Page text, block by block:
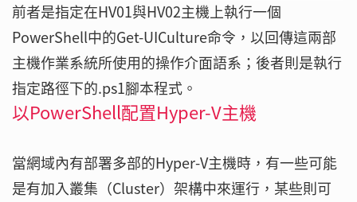
前者是指定在HV01與HV02主機上執行一個
PowerShell中的Get-UICulture命令，以回傳這兩部
主機作業系統所使用的操作介面語系；後者則是執行
指定路徑下的.ps1腳本程式。
以PowerShell配置Hyper-V主機
當網域內有部署多部的Hyper-V主機時，有一些可能
是有加入叢集（Cluster）架構中來運行，某些則可